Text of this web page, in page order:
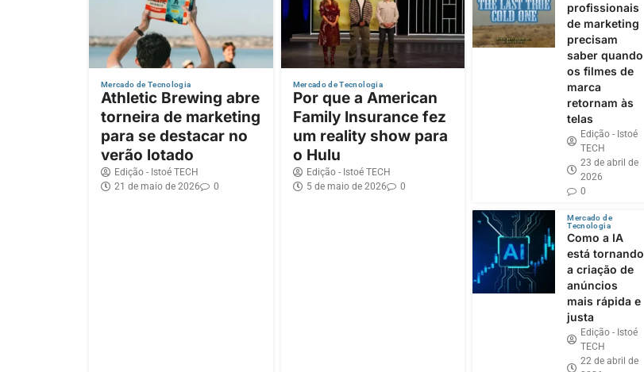
Mercado de Tecnologia
Athletic Brewing abre
torneira de marketing
para se destacar no
verão lotado
Edição - Istoé TECH
21 de maio de 2026
0
Mercado de Tecnologia
Por que a American
Family Insurance fez
um reality show para
o Hulu
Edição - Istoé TECH
5 de maio de 2026
0
profissionais
de marketing
precisam
saber quando
os filmes de
marca
retornam às
telas
Edição - Istoé
TECH
23 de abril de
2026
0
Mercado de
Tecnologia
Como a IA
está tornando
a criação de
anúncios
mais rápida e
justa
Edição - Istoé
TECH
22 de abril de